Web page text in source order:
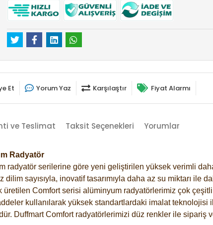
Et Yorum Yaz Karşılaştır Fiyat Alarmı
ve Teslimat Taksit Seçenekleri Yorumlar
Radyatör
radyatör serilerine göre yeni geliştirilen yüksek verimli
sayısıyla, inovatif tasarımıyla daha az su miktarı ile
üretilen Comfort serisi alüminyum radyatörlerimiz çok
kullanılarak yüksek standartlardaki imalat teknolojisi
Duffmart Comfort radyatörlerimizi düz renkler ile sipariş